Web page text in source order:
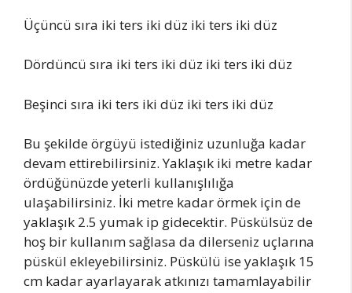
Üçüncü sıra iki ters iki düz iki ters iki düz
Dördüncü sıra iki ters iki düz iki ters iki düz
Beşinci sıra iki ters iki düz iki ters iki düz
Bu şekilde örgüyü istediğiniz uzunluğa kadar
devam ettirebilirsiniz. Yaklaşık iki metre kadar
ördüğünüzde yeterli kullanışlılığa
ulaşabilirsiniz. İki metre kadar örmek için de
yaklaşık 2.5 yumak ip gidecektir. Püskülsüz de
hoş bir kullanım sağlasa da dilerseniz uçlarına
püskül ekleyebilirsiniz. Püskülü ise yaklaşık 15
cm kadar ayarlayarak atkınızı tamamlayabilir